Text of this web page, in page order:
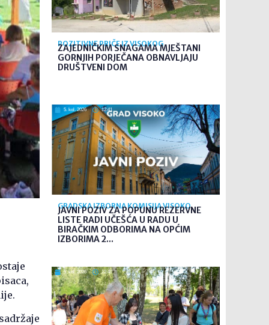
POZITIVNE PRIČE IZ VISOKOG
ZAJEDNIČKIM SNAGAMA MJEŠTANI
GORNJIH PORJEČANA OBNAVLJAJU
DRUŠTVENI DOM
5. kol. 2026 12:41
GRADSKA IZBORNA KOMISIJA VISOKO
JAVNI POZIV ZA POPUNU REZERVNE
LISTE RADI UČEŠĆA U RADU U
BIRAČKIM ODBORIMA NA OPĆIM
IZBORIMA 2...
5. kol. 2026 12:40